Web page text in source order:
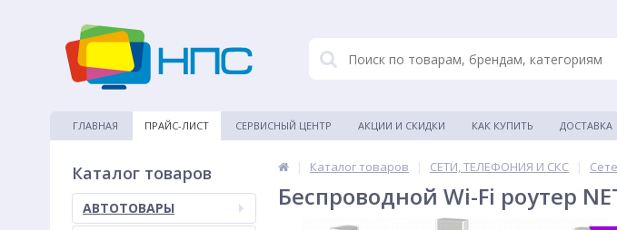
ГЛАВНАЯ ПРАЙС-ЛИСТ СЕРВИСНЫЙ ЦЕНТР АКЦИИ И СКИДКИ КАК КУПИТЬ ДОСТАВКА
Каталог товаров
АВТОТОВАРЫ
| Каталог товаров | СЕТИ, ТЕЛЕФОНИЯ И СКС |
Беспроводной Wi-Fi роутер